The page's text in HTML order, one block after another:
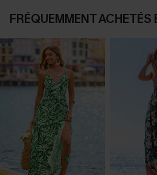
FRÉQUEMMENT ACHETÉS